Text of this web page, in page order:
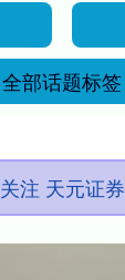
全部话题标签
关注 天元证券